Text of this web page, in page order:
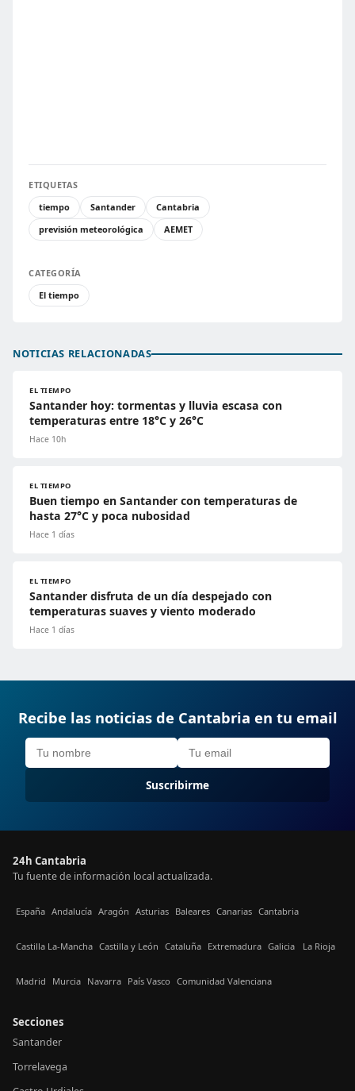
ETIQUETAS
tiempo
Santander
Cantabria
previsión meteorológica
AEMET
CATEGORÍA
El tiempo
NOTICIAS RELACIONADAS
EL TIEMPO
Santander hoy: tormentas y lluvia escasa con
temperaturas entre 18°C y 26°C
Hace 10h
EL TIEMPO
Buen tiempo en Santander con temperaturas de
hasta 27°C y poca nubosidad
Hace 1 días
EL TIEMPO
Santander disfruta de un día despejado con
temperaturas suaves y viento moderado
Hace 1 días
Recibe las noticias de Cantabria en tu email
Suscribirme
24h Cantabria
Tu fuente de información local actualizada.
España Andalucía Aragón Asturias Baleares Canarias Cantabria
Castilla La-Mancha Castilla y León Cataluña Extremadura Galicia La Rioja
Madrid Murcia Navarra País Vasco Comunidad Valenciana
Secciones
Santander
Torrelavega